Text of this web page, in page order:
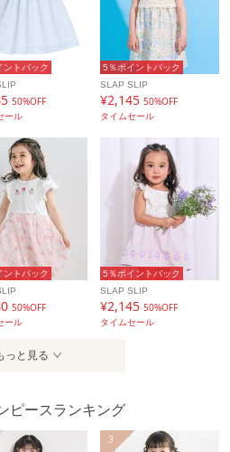
＞
Tシャツ
に〜
ナチュラルなかわいさを提案
ンチカジュアルは
りげなく格上げ
715円（税込）
ス ミニ丈・ひざ丈ワンピース
ントバック
50%OFF
ール
5％ポイントバック
SLAP SLIP
¥2,145 50%OFF
タイムセール
ントバック
50%OFF
ール
5％ポイントバック
SLAP SLIP
¥2,145 50%OFF
タイムセール
っと見る
ピースランキング
3